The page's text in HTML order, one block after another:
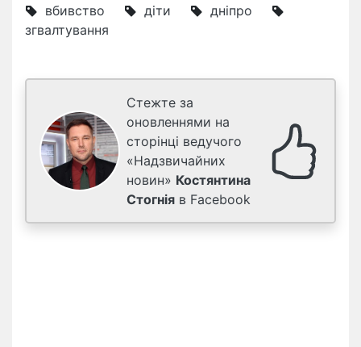
вбивство діти
дніпро
згвалтування
Стежте за
оновленнями на
сторінці ведучого
«Надзвичайних
новин» Костянтина
Стогнія в Facebook